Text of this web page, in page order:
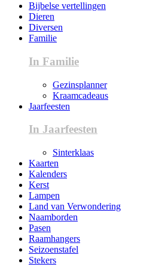
Bijbelse vertellingen
Dieren
Diversen
Familie
In Familie
Gezinsplanner
Kraamcadeaus
Jaarfeesten
In Jaarfeesten
Sinterklaas
Kaarten
Kalenders
Kerst
Lampen
Land van Verwondering
Naamborden
Pasen
Raamhangers
Seizoenstafel
Stekers